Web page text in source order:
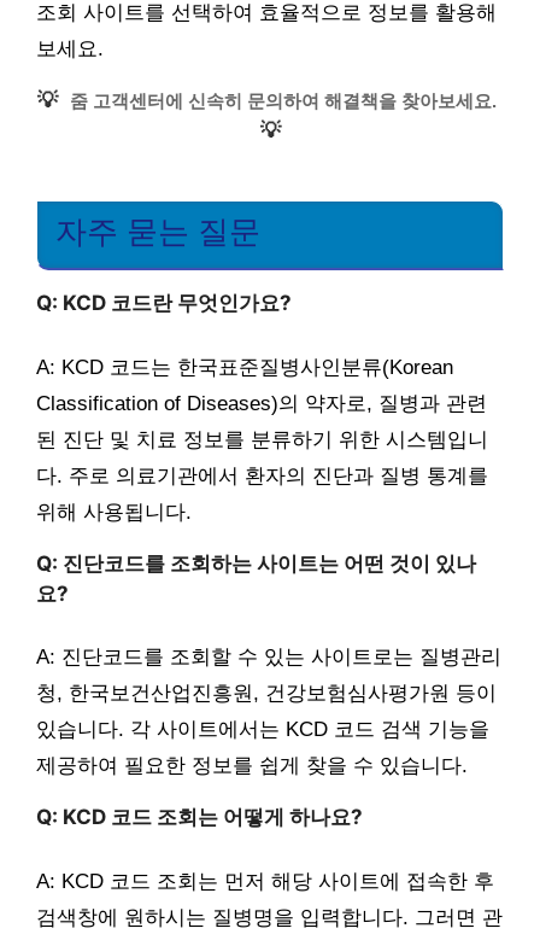
조회 사이트를 선택하여 효율적으로 정보를 활용해
보세요.
💡 줌 고객센터에 신속히 문의하여 해결책을 찾아보세요.
💡
자주 묻는 질문
Q: KCD 코드란 무엇인가요?
A: KCD 코드는 한국표준질병사인분류(Korean
Classification of Diseases)의 약자로, 질병과 관련
된 진단 및 치료 정보를 분류하기 위한 시스템입니
다. 주로 의료기관에서 환자의 진단과 질병 통계를
위해 사용됩니다.
Q: 진단코드를 조회하는 사이트는 어떤 것이 있나
요?
A: 진단코드를 조회할 수 있는 사이트로는 질병관리
청, 한국보건산업진흥원, 건강보험심사평가원 등이
있습니다. 각 사이트에서는 KCD 코드 검색 기능을
제공하여 필요한 정보를 쉽게 찾을 수 있습니다.
Q: KCD 코드 조회는 어떻게 하나요?
A: KCD 코드 조회는 먼저 해당 사이트에 접속한 후
검색창에 원하시는 질병명을 입력합니다. 그러면 관